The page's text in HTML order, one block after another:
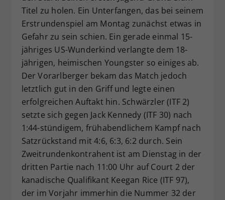
Titel zu holen. Ein Unterfangen, das bei seinem
Erstrundenspiel am Montag zunächst etwas in
Gefahr zu sein schien. Ein gerade einmal 15-
jähriges US-Wunderkind verlangte dem 18-
jährigen, heimischen Youngster so einiges ab.
Der Vorarlberger bekam das Match jedoch
letztlich gut in den Griff und legte einen
erfolgreichen Auftakt hin. Schwärzler (ITF 2)
setzte sich gegen Jack Kennedy (ITF 30) nach
1:44-stündigem, frühabendlichem Kampf nach
Satzrückstand mit 4:6, 6:3, 6:2 durch. Sein
Zweitrundenkontrahent ist am Dienstag in der
dritten Partie nach 11:00 Uhr auf Court 2 der
kanadische Qualifikant Keegan Rice (ITF 97),
der im Vorjahr immerhin die Nummer 32 der
Zweck
Dieser Wert speichert Ihre Consent-
Einstellungen. Unter anderem eine
zufällig generierte ID, für die
historische Speicherung Ihrer
vorgenommen Einstellungen, falls der
Webseiten-Betreiber dies eingestellt
hat.